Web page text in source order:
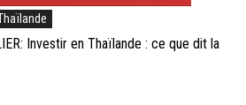
Investir en Thaïlande : ce que dit la